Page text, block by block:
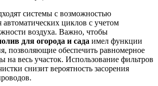
системы с возможностью
циклов с учетом
воздуха. Важно, чтобы
для огорода и сада имел функции
позволяющие обеспечить равномерное
на весь участок. Использование фильтров
снизит вероятность засорения